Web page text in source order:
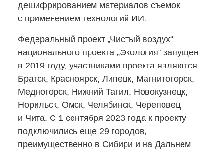
дешифрированием материалов съемок
с применением технологий ИИ.
Федеральный проект „Чистый воздух“
национального проекта „Экология“ запущен
в 2019 году, участниками проекта являются
Братск, Красноярск, Липецк, Магнитогорск,
Медногорск, Нижний Тагил, Новокузнецк,
Норильск, Омск, Челябинск, Череповец
и Чита. С 1 сентября 2023 года к проекту
подключились еще 29 городов,
преимущественно в Сибири и на Дальнем